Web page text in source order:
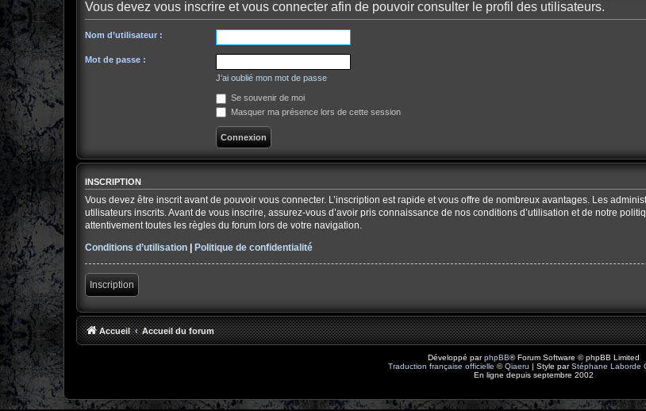
Vous devez vous inscrire et vous connecter afin de pouvoir consulter le profil des utilisateurs.
Nom d’utilisateur :
Mot de passe :
J’ai oublié mon mot de passe
Se souvenir de moi
Masquer ma présence lors de cette session
INSCRIPTION
Vous devez être inscrit avant de pouvoir vous connecter. L’inscription est rapide et vous offre de nombreux avantages. Les
utilisateurs inscrits. Avant de vous inscrire, assurez-vous d’avoir pris connaissance de nos conditions d’utilisation et de notre
attentivement toutes les règles du forum lors de votre navigation.
Conditions d’utilisation
Politique de confidentialité
Inscription
Accueil Accueil du forum
Développé parphpBB® Forum Software © phpBB Limited
Traduction française officielle ©Qiaeru | Style parStéphane Laborde
En ligne depuis septembre 2002